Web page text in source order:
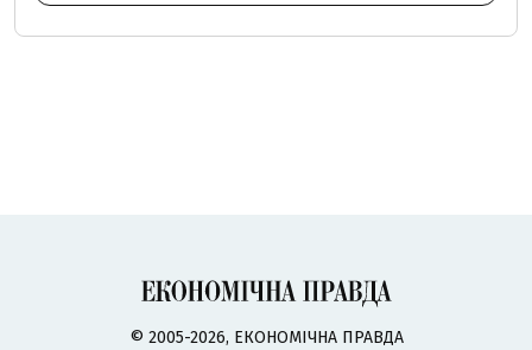
© 2005-2026, ЕКОНОМІЧНА ПРАВДА